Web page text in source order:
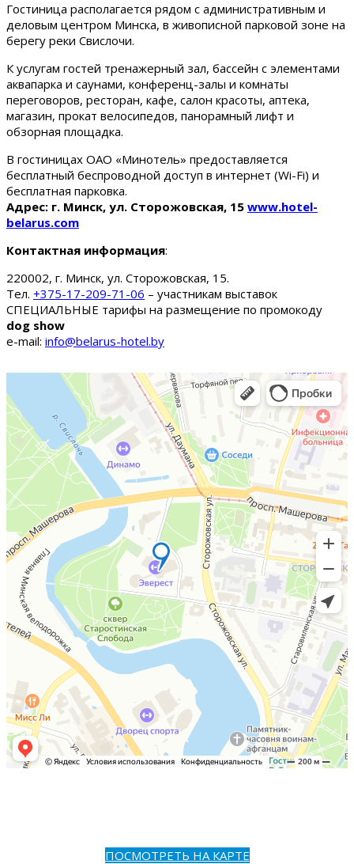
Гостиница располагается рядом с административным и
деловым центром Минска, в живописной парковой зоне на
берегу реки Свислочи.
К услугам гостей тренажерный зал, бассейн с элементами
аквапарка и саунами, конференц-залы и комнаты
переговоров, ресторан, кафе, салон красоты, аптека,
магазин, прокат велосипедов, панорамный лифт и
обзорная площадка.
В гостиницах ОАО «Минотель» предоставляется
бесплатный беспроводной доступ в интернет (Wi-Fi) и
бесплатная парковка.
Адрес: г. Минск, ул. Сторожовская, 15 www.hotel-
belarus.com
Контактная информация:
220002, г. Минск, ул. Сторожовская, 15.
Тел. +375-17-209-71-06 – участникам выставок
СПЕЦИАЛЬНЫЕ тарифы на размещение по промокоду
dog show
e-mail: info@belarus-hotel.by
ПОСМОТРЕТЬ НА КАРТЕ